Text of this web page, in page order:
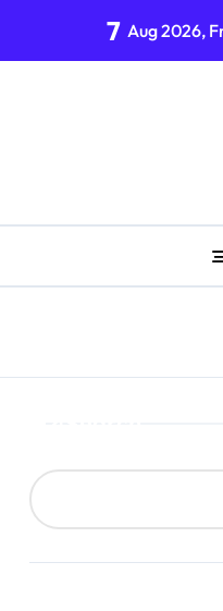
7 Aug 2026,